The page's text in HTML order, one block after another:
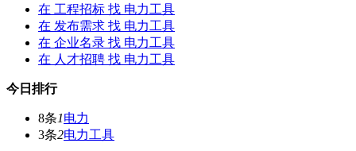
在 工程招标 找 电力工具
在 发布需求 找 电力工具
在 企业名录 找 电力工具
在 人才招聘 找 电力工具
今日排行
8条1电力
3条2电力工具